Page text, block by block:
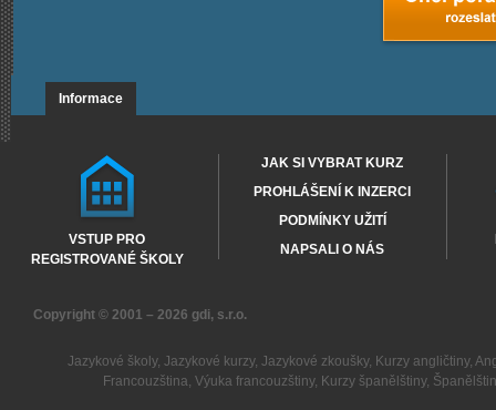
Informace
VSTUP PRO
REGISTROVANÉ ŠKOLY
JAK SI VYBRAT KURZ
PROHLÁŠENÍ K INZERCI
PODMÍNKY UŽITÍ
NAPSALI O NÁS
Copyright © 2001 – 2026 gdi, s.r.o.
Jazykové školy, Jazykové kurzy, Jazykové zkoušky, Kurzy angličtiny,
Francouzština,Výuka francouzštiny, Kurzy španělštiny,